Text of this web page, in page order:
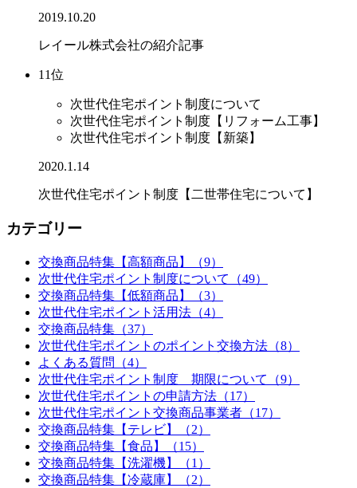
2019.10.20
レイール株式会社の紹介記事
11位
次世代住宅ポイント制度について
次世代住宅ポイント制度【リフォーム工事】
次世代住宅ポイント制度【新築】
2020.1.14
次世代住宅ポイント制度【二世帯住宅について】
カテゴリー
交換商品特集【高額商品】（9）
次世代住宅ポイント制度について（49）
交換商品特集【低額商品】（3）
次世代住宅ポイント活用法（4）
交換商品特集（37）
次世代住宅ポイントのポイント交換方法（8）
よくある質問（4）
次世代住宅ポイント制度 期限について（9）
次世代住宅ポイントの申請方法（17）
次世代住宅ポイント交換商品事業者（17）
交換商品特集【テレビ】（2）
交換商品特集【食品】（15）
交換商品特集【洗濯機】（1）
交換商品特集【冷蔵庫】（2）